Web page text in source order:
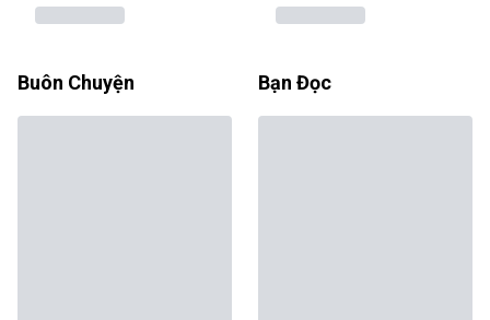
Buôn Chuyện Bạn Đọc